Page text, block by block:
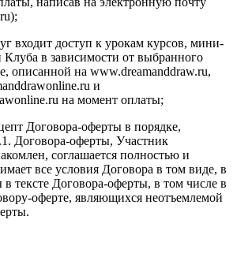
входит доступ к урокам курсов, мини-
в зависимости от выбранного
описанной на www.dreamanddraw.ru,
и
на момент оплаты;
Договора-оферты в порядке,
Договора-оферты, Участник
соглашается полностью и
все условия Договора в том виде, в
тексте Договора-оферты, в том числе в
оферте, являющихся неотъемлемой